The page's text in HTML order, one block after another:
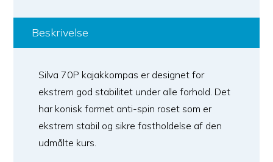
Beskrivelse
Silva 70P kajakkompas er designet for
ekstrem god stabilitet under alle forhold. Det
har konisk formet anti-spin roset som er
ekstrem stabil og sikre fastholdelse af den
udmålte kurs.